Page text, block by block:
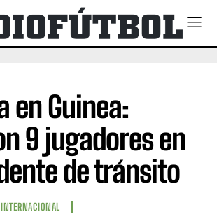
en Guinea:
9 jugadores en
de tránsito